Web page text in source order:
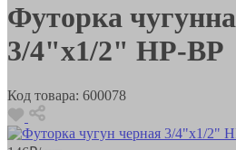
Футорка
3/4"x1/2" НР-ВР
Код товара: 600078